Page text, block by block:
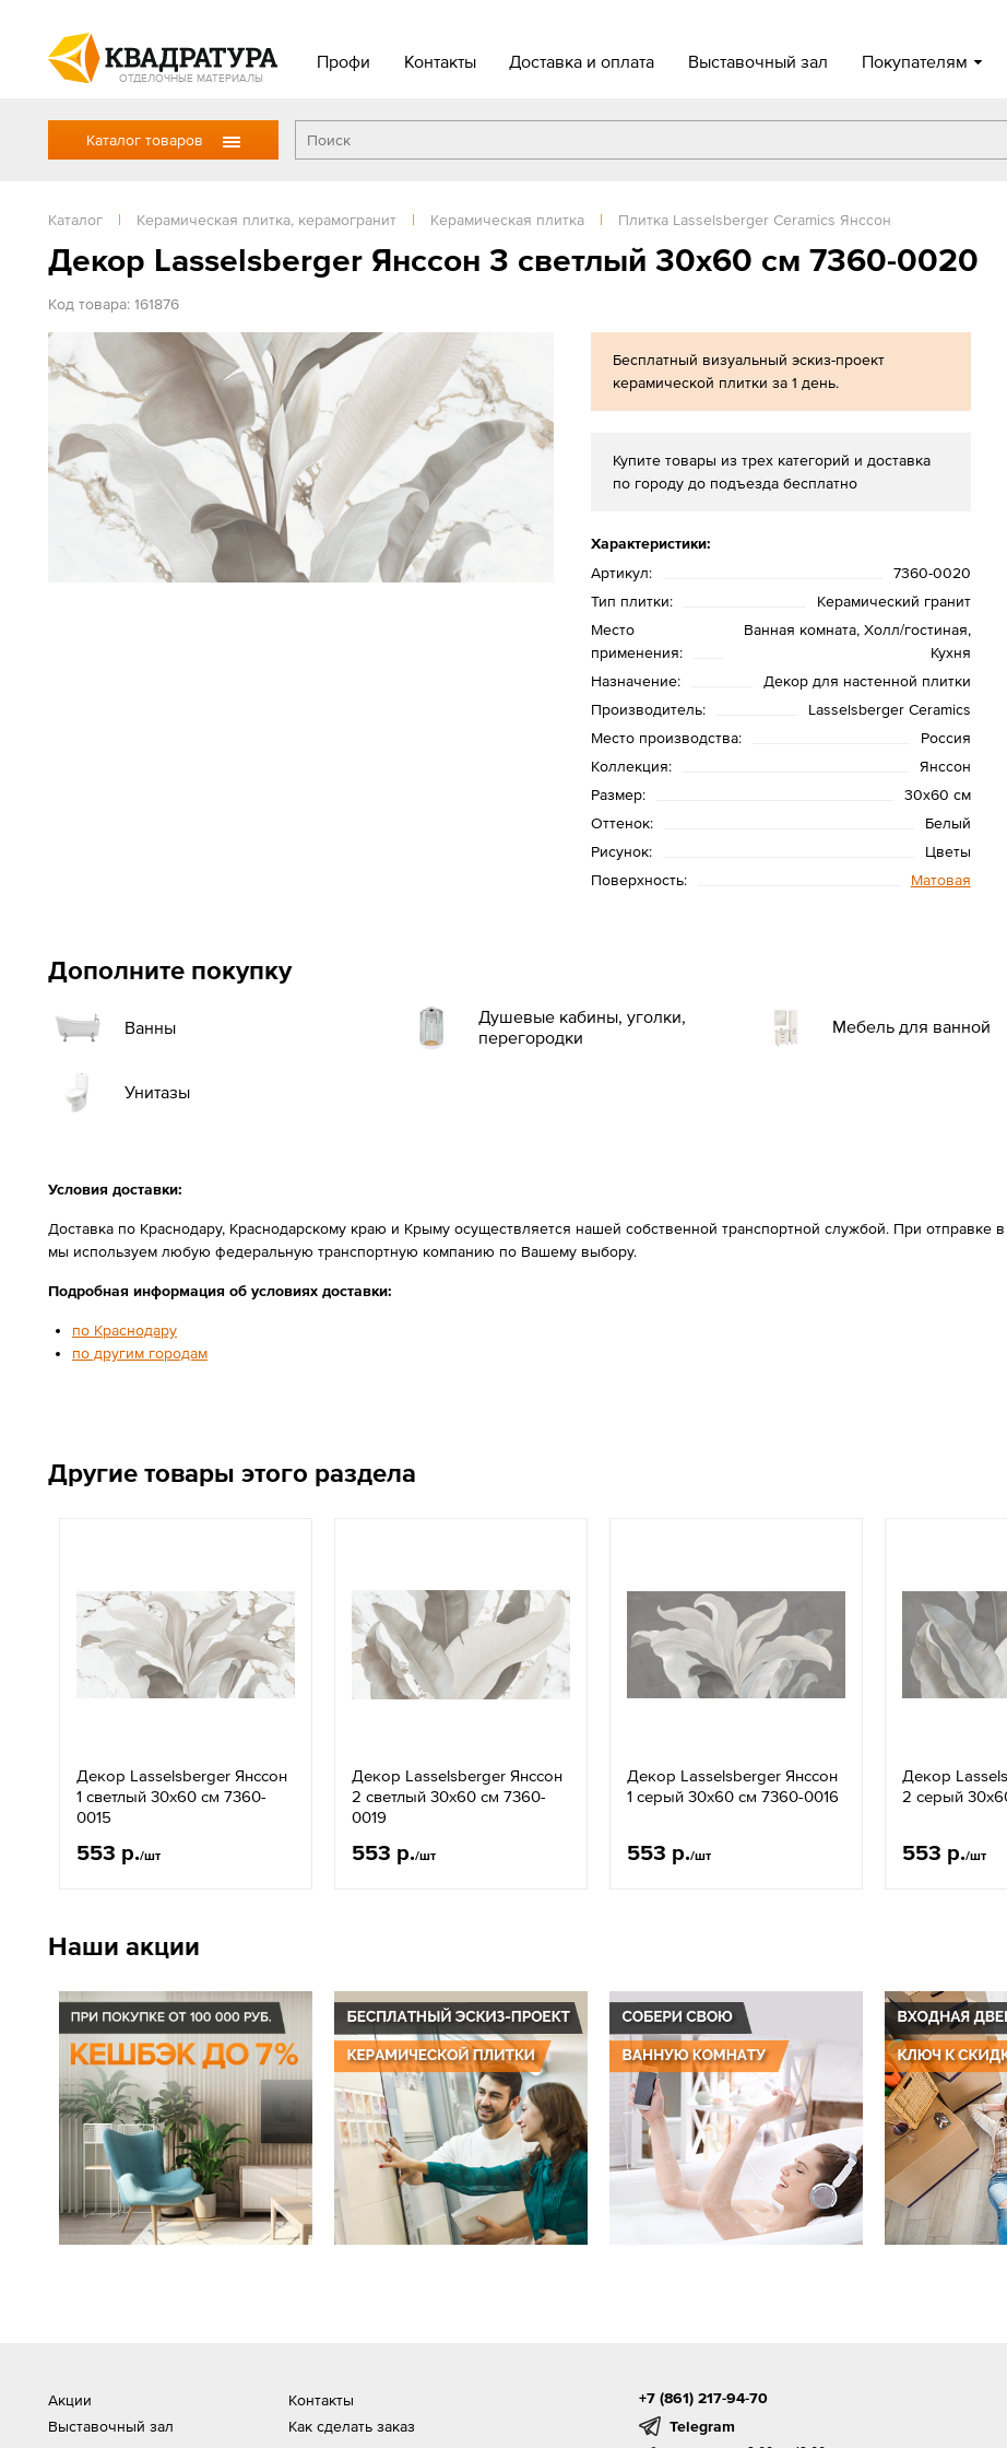
ОТДЕЛОЧНЫЕ МАТЕРИАЛЫ
Профи Контакты Доставка и оплата Выставочный зал Покупателям
Каталог товаров
Каталог | Керамическая плитка, керамогранит | Керамическая плитка | Плитка Lasselsberger Ceramics Янссон
Декор Lasselsberger Янссон 3 светлый 30x60 см 7360-0020
Код товара: 161876
Бесплатный визуальный эскиз-проект
керамической плитки за 1 день.
Купите товары из трех категорий и доставка
по городу до подъезда бесплатно
Характеристики:
Артикул:
7360-0020
Тип плитки:
Керамический гранит
Место
применения:
Ванная комната, Холл/гостиная,
Кухня
Назначение:
Декор для настенной плитки
Производитель:
Lasselsberger Ceramics
Место производства:
Россия
Коллекция:
Янссон
Размер:
30х60 см
Оттенок:
Белый
Рисунок:
Цветы
Поверхность:
Матовая
Дополните покупку
Ванны
Душевые кабины, уголки,
перегородки
Мебель для ванной
Унитазы
Условия доставки:
Доставка по Краснодару, Краснодарскому краю и Крыму осуществляется нашей собственной транспортной службой. При отправке
мы используем любую федеральную транспортную компанию по Вашему выбору.
Подробная информация об условиях доставки:
по Краснодару
по другим городам
Другие товары этого раздела
Декор Lasselsberger Янссон
1 светлый 30x60 см 7360-
0015
553 р./шт
Декор Lasselsberger Янссон
2 светлый 30x60 см 7360-
0019
553 р./шт
Декор Lasselsberger Янссон
1 серый 30x60 см 7360-0016
553 р./шт
Декор
2 серый
553 р./шт
Наши акции
Акции
Выставочный зал
Контакты
Как сделать заказ
+7 (861) 217-94-70
Telegram